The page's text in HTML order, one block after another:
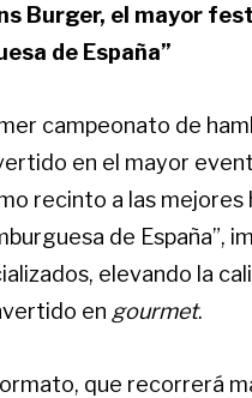
Burger, el mayor
de España”
campeonato de
en el mayor
recinto a las
de España”,
elevando la
en gourmet.
que recorrerá